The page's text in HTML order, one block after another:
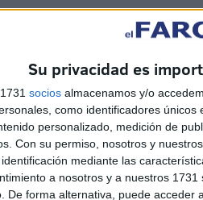
Su privacidad es
socios almacenamos y/o
como identificadores
personalizado, medición de
Con su permiso, nosotros y
mediante las
a nosotros y a nuestros
De forma alternativa, puede acceder
día 6 de diciembre de 2024, en
la Corporación municipal ha
bandera y con la lectura de
de los distintos grupos